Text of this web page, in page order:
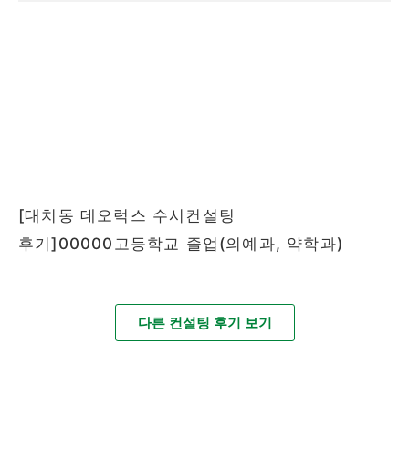
[대치동 데오럭스 수시컨설팅
후기]00000고등학교 졸업(의예과, 약학과)
다른 컨설팅 후기 보기